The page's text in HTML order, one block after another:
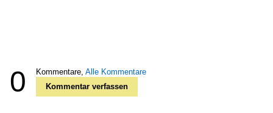
0 Kommentare, Alle Kommentare
Kommentar verfassen